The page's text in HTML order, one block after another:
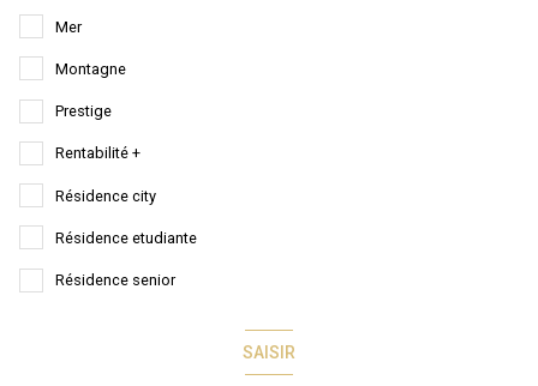
Mer
Montagne
Prestige
Rentabilité +
Résidence city
Résidence etudiante
Résidence senior
SAISIR